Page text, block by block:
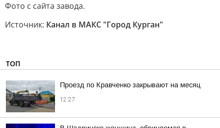
Фото с сайта завода.
Источник: Канал в МАКС "Город Курган"
ТОП
Проезд по Кравченко закрывают на месяц
12:27